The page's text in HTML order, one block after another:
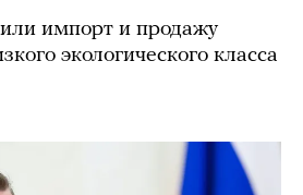
импорт и продажу
экологического класса